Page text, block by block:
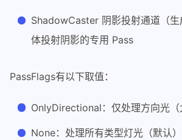
ShadowCaster 阴影投射通道（
体投射阴影的专用 Pass
PassFlags有以下取值：
OnlyDirectional：仅处理方向光（
None：处理所有类型灯光（默认）